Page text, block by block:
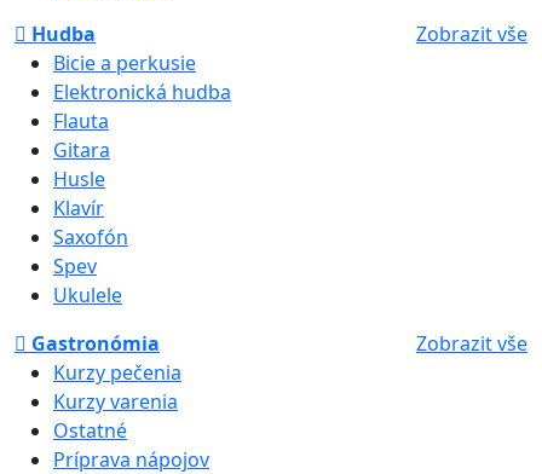
Hudba
Zobrazit vše
Bicie a perkusie
Elektronická hudba
Flauta
Gitara
Husle
Klavír
Saxofón
Spev
Ukulele
Gastronómia
Zobrazit vše
Kurzy pečenia
Kurzy varenia
Ostatné
Príprava nápojov